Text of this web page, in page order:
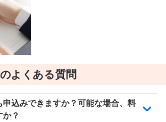
よくある質問
申込みできますか？可能な場合、料
？